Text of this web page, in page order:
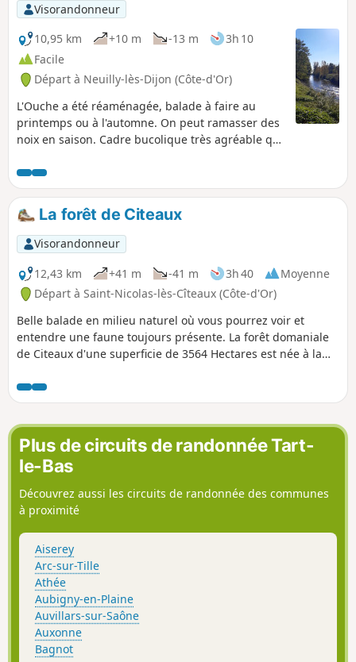
Visorandonneur
10,95 km
+10 m -13 m
3h 10
Facile
Départ à Neuilly-lès-Dijon (Côte-d'Or)
L'Ouche a été réaménagée, balade à faire au
printemps ou à l'automne. On peut ramasser des
noix en saison. Cadre bucolique très agréable qui
possible au bord de l'étang.Remarque : la Gaule
de Neuilly organise son Enduro Carpes du 23 au
25 mai (2025) à l'étang de Neuilly-Crimolois.
La forêt de Citeaux
Visorandonneur
12,43 km
+41 m -41 m 3h 40
Moyenne
Départ à Saint-Nicolas-lès-Cîteaux (Côte-d'Or)
Belle balade en milieu naturel où vous pourrez voir et
entendre une faune toujours présente. La forêt domaniale
de Citeaux d'une superficie de 3564 Hectares est née à la
cisterciens. Il s'agit d'un ancien marécage assis sur les
premières terrasses du Val de Saône. Pour une promenade
dominicale en famille. Attention, sentiers disparus, voir les
avis, modifications en cours d'étude
Plus de circuits de randonnée Tart-
le-Bas
Découvrez aussi les circuits de randonnée des communes
à proximité
Aiserey
Arc-sur-Tille
Athée
Aubigny-en-Plaine
Auvillars-sur-Saône
Auxonne
Bagnot